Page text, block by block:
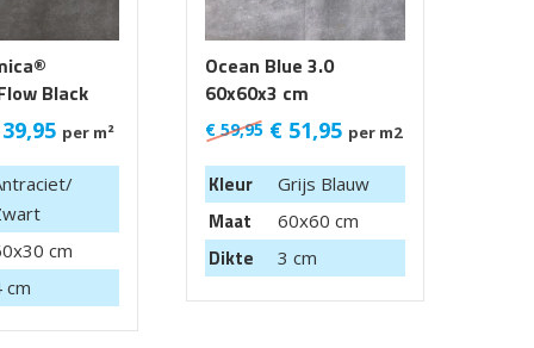
Black
39,95 per m²
cm
cm
Ocean Blue 3.0
60x60x3 cm
€59,95 € 51,95 per m2
Kleur Grijs Blauw
Maat 60x60 cm
Dikte 3 cm